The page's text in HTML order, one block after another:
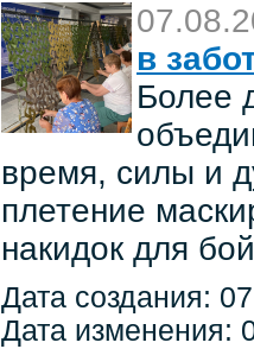
в
Более
время, силы и
плетение
накидок для
Дата создания:
Дата изменения: